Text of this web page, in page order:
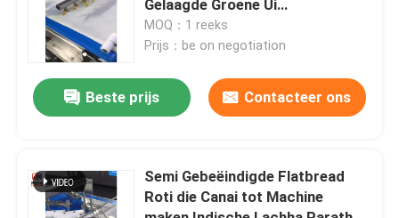
Nieuws
Gevallen
Voedselproductielijnen
Gelaagde Groene Ui
Automatische Pannekoekmaker
MOQ：1 reeks
Prijs：be on negotiation
Beste prijs Contacteer ons
Semi Gebeëindigde Flatbread
Roti die Canai tot Machine